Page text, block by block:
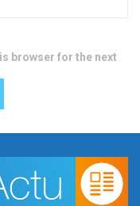
browser for the next